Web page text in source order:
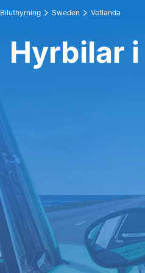
Biluthyrning Sweden Vetlanda
Hyrbilar